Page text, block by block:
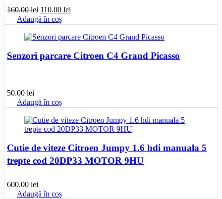
160.00lei Prețul
inițial
a
fost:
110.00 lei
este:
110.00 lei.
Adaugă în coș
Senzori parcare Citroen C4 Grand Picasso
50.00 lei
Adaugă în coș
Cutie de viteze Citroen Jumpy 1.6 hdi manuala 5
trepte cod 20DP33 MOTOR 9HU
600.00 lei
Adaugă în coș